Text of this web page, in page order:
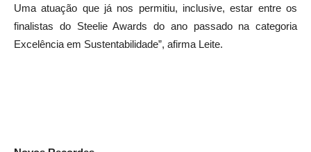
Uma atuação que já nos permitiu, inclusive, estar entre os
finalistas do Steelie Awards do ano passado na categoria
Excelência em Sustentabilidade”, afirma Leite.